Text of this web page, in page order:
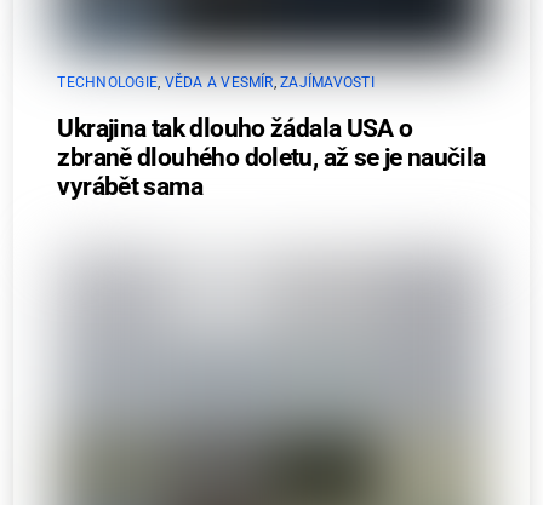
TECHNOLOGIE, VĚDA A VESMÍR,ZAJÍMAVOSTI
Ukrajina tak dlouho žádala USA o
zbraně dlouhého doletu, až se je naučila
vyrábět sama